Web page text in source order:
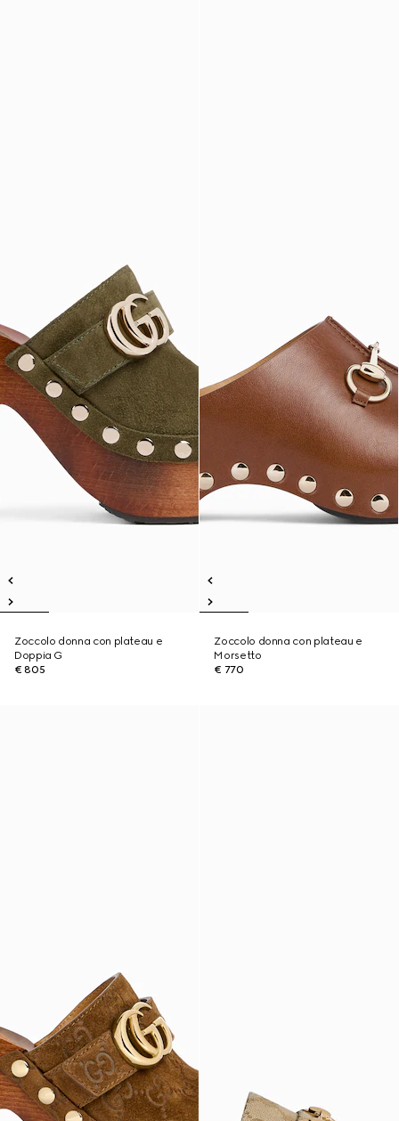
Zoccolo donna con plateau e
Doppia G
€ 805
Zoccolo donna con plateau e
Morsetto
€ 770